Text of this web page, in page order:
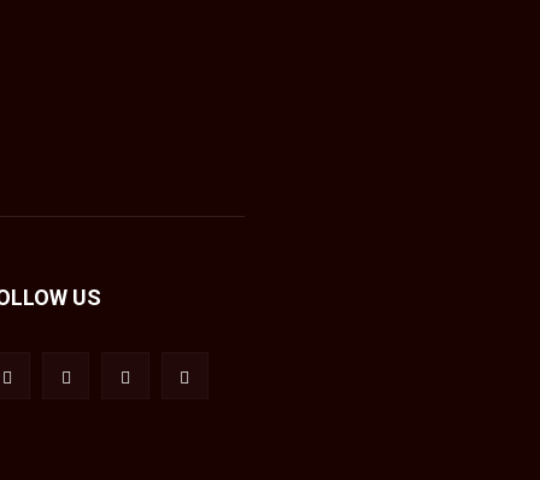
US